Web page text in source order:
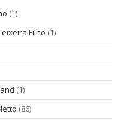
(1)
Filho (1)
(1)
(86)